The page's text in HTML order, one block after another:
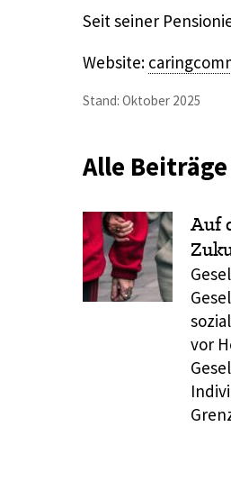
Seit seiner
Website:
Stand: Oktober 2025
Alle
Auf
vor